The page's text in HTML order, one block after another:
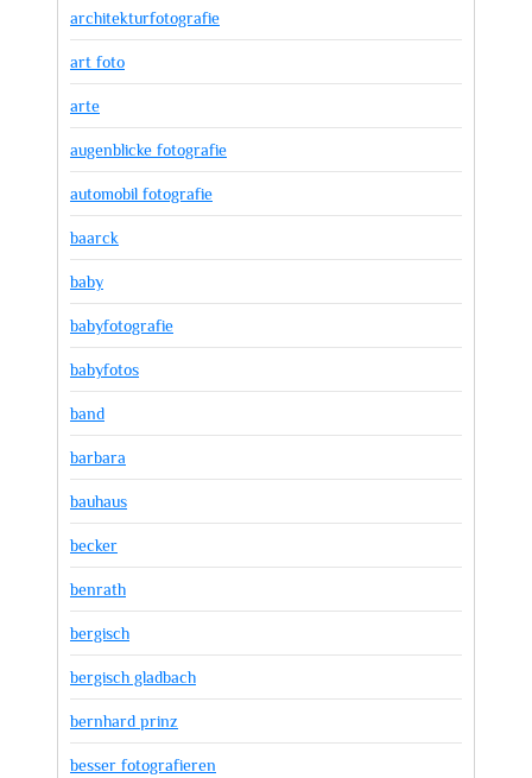
architekturfotografie
art foto
arte
augenblicke fotografie
automobil fotografie
baarck
baby
babyfotografie
babyfotos
band
barbara
bauhaus
becker
benrath
bergisch
bergisch gladbach
bernhard prinz
besser fotografieren